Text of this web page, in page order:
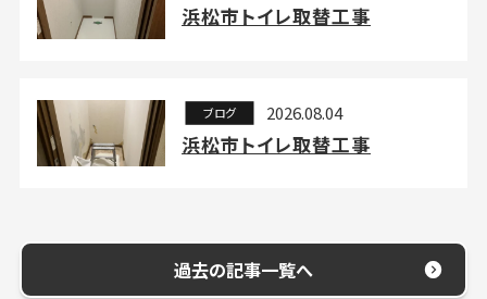
浜松市トイレ取替工事
ブログ 2026.08.04
浜松市トイレ取替工事
過去の記事一覧へ